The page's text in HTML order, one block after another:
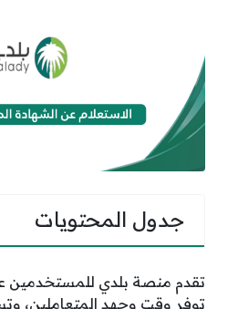
جدول المحتويات
تقدم منصة بلدي للمستخدمين
توفر وقت وجهد المتعاملين،